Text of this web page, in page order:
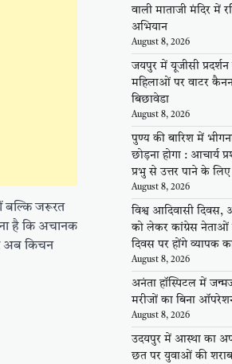
बल्कि जरूरत
है कि अचानक
अब किचन
वाली माताजी मंदिर में
अभियान
August 8, 2026
जयपुर में यूजीसी प्रदर्शन
महिलाओं पर वाटर
बिछावेडा
August 8, 2026
पुण्य की बारिश में
छोड़ना होगा : आचार्य
प्रभु से उत्तर पाने के
August 8, 2026
विश्व आदिवासी दिवस,
को लेकर कांग्रेस नेताओं
दिवस पर होंगे व्यापक
August 8, 2026
अनंता हॉस्पिटल में
मरीजों का बिना
August 8, 2026
उदयपुर में आस्था का
छत पर युवाओं की शराब